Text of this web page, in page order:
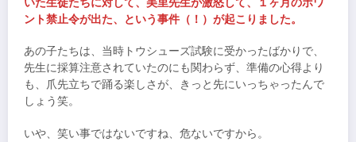
ント禁止令が出た、という事件（！）が起こりました。
あの子たちは、当時トウシューズ試験に受かったばかりで、
先生に採算注意されていたのにも関わらず、準備の心得より
も、爪先立ちで踊る楽しさが、きっと先にいっちゃったんで
しょう笑。
いや、笑い事ではないですね、危ないですから。